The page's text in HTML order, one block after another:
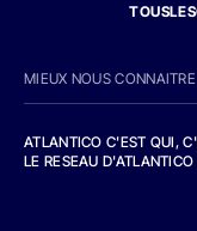
MIEUX NOUS CONNAITRE
ATLANTICO C'EST QUI,
LE RESEAU D'ATLANTICO